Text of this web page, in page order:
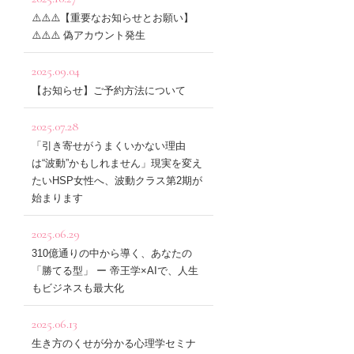
⚠️⚠️⚠️【重要なお知らせとお願い】
⚠️⚠️⚠️ 偽アカウント発生
2025.09.04
【お知らせ】ご予約方法について
2025.07.28
「引き寄せがうまくいかない理由
は“波動”かもしれません」現実を変え
たいHSP女性へ、波動クラス第2期が
始まります
2025.06.29
310億通りの中から導く、あなたの
「勝てる型」 ー 帝王学×AIで、人生
もビジネスも最大化
2025.06.13
生き方のくせが分かる心理学セミナ